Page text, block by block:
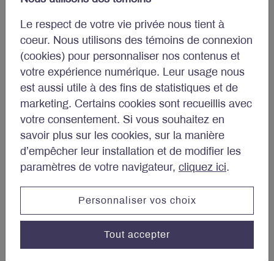
Le respect de votre vie privée nous tient à
coeur. Nous utilisons des témoins de connexion
(cookies) pour personnaliser nos contenus et
votre expérience numérique. Leur usage nous
est aussi utile à des fins de statistiques et de
marketing. Certains cookies sont recueillis avec
votre consentement. Si vous souhaitez en
savoir plus sur les cookies, sur la manière
d’empêcher leur installation et de modifier les
paramètres de votre navigateur, cliquez ici.
Personnaliser vos choix
Tout accepter
Sur le plan budgétaire, les finances canadiennes
ne sont pas aussi désastreuses qu’on l’a décrit.
Le déficit budgétaire de 61 milliards de dollars
canadiens pour 2024 équivaut à environ 2 % du
PIB, ratio bien inférieur à ceux des États-Unis
(actuellement 7,6 % du PIB), de la France (6,0 %
du PIB) ou du Royaume-Uni (4,3 % du PIB). Sur
le plan de la dette, la situation globale du Canada
est également beaucoup plus saine que celle de
la plupart des économies développées. Dans
l’ensemble, nous ne pensons pas que le
dépassement récent des objectifs budgétaires fait
peser un risque important sur les perspectives
économiques du pays.